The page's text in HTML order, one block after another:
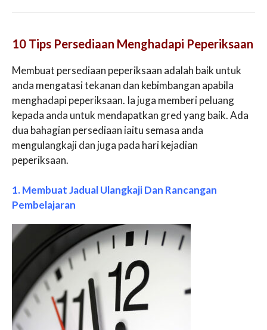
10 Tips Persediaan Menghadapi Peperiksaan
Membuat persediaan peperiksaan adalah baik untuk
anda mengatasi tekanan dan kebimbangan apabila
menghadapi peperiksaan. Ia juga memberi peluang
kepada anda untuk mendapatkan gred yang baik. Ada
dua bahagian persediaan iaitu semasa anda
mengulangkaji dan juga pada hari kejadian
peperiksaan.
1. Membuat Jadual Ulangkaji Dan Rancangan
Pembelajaran